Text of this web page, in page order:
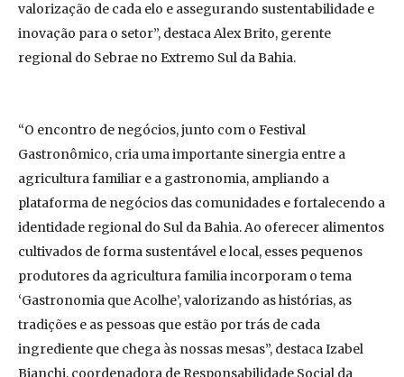
valorização de cada elo e assegurando sustentabilidade e
inovação para o setor”, destaca Alex Brito, gerente
regional do Sebrae no Extremo Sul da Bahia.
“O encontro de negócios, junto com o Festival
Gastronômico, cria uma importante sinergia entre a
agricultura familiar e a gastronomia, ampliando a
plataforma de negócios das comunidades e fortalecendo a
identidade regional do Sul da Bahia. Ao oferecer alimentos
cultivados de forma sustentável e local, esses pequenos
produtores da agricultura familia incorporam o tema
‘Gastronomia que Acolhe’, valorizando as histórias, as
tradições e as pessoas que estão por trás de cada
ingrediente que chega às nossas mesas”, destaca Izabel
Bianchi, coordenadora de Responsabilidade Social da